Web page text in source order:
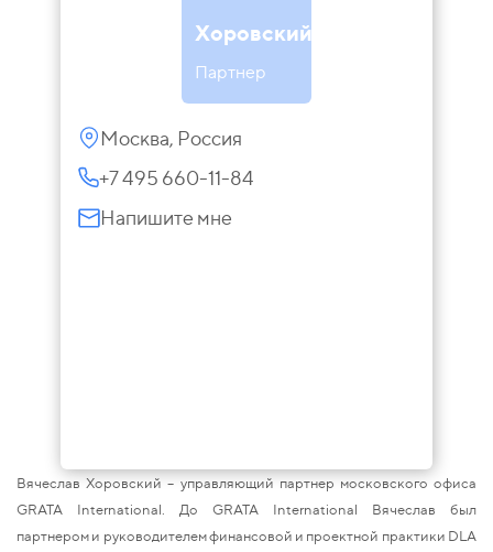
Хоровский
Партнер
Москва, Россия
+7 495 660-11-84
Напишите мне
Вячеслав Хоровский – управляющий партнер московского офиса
GRATA International. До GRATA International Вячеслав был
партнером и руководителем финансовой и проектной практики DLA